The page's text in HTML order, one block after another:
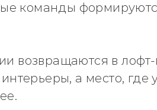
команды
возвращаются в лофт-
а место,